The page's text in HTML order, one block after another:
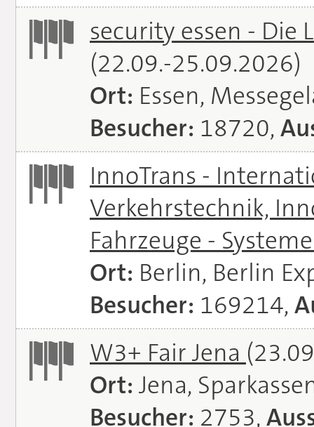
security essen - Die
(22.09.-25.09.2026)
Ort: Essen,
Besucher: 18720,
InnoTrans -
Verkehrstechnik,
Fahrzeuge -
Ort: Berlin, Berlin
Besucher: 169214,
W3+ Fair Jena
Ort: Jena,
Besucher: 2753,